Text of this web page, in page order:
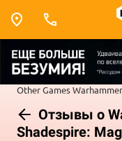
Other Games
Отзывы о
Shadespire: